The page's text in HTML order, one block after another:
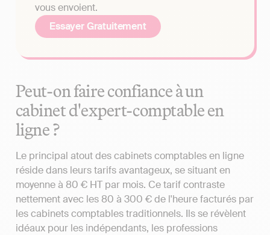
vous envoient.
Essayer Gratuitement
Peut-on faire confiance à un
cabinet d'expert-comptable en
ligne ?
Le principal atout des cabinets comptables en ligne
réside dans leurs tarifs avantageux, se situant en
moyenne à 80 € HT par mois. Ce tarif contraste
nettement avec les 80 à 300 € de l'heure facturés par
les cabinets comptables traditionnels. Ils se révèlent
idéaux pour les indépendants, les professions